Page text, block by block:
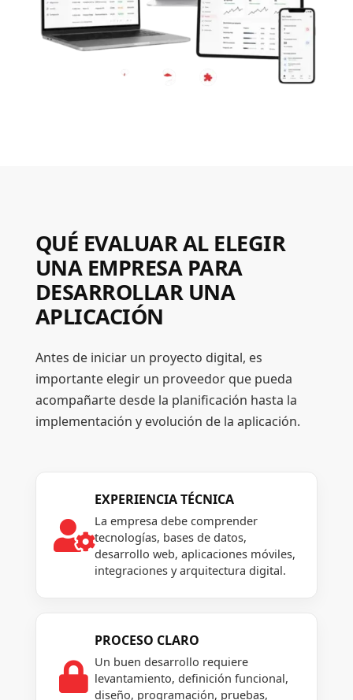
QUÉ EVALUAR AL ELEGIR
UNA EMPRESA PARA
DESARROLLAR UNA
APLICACIÓN
Antes de iniciar un proyecto digital, es
importante elegir un proveedor que pueda
acompañarte desde la planificación hasta la
implementación y evolución de la aplicación.

EXPERIENCIA TÉCNICA
La empresa debe comprender
tecnologías, bases de datos,
desarrollo web, aplicaciones móviles,
integraciones y arquitectura digital.

PROCESO CLARO
Un buen desarrollo requiere
levantamiento, definición funcional,
diseño, programación, pruebas,